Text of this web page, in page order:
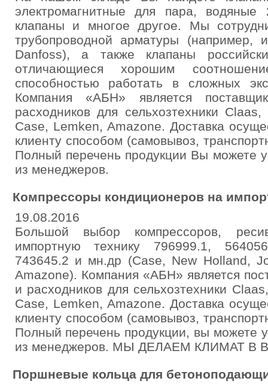
электромагнитные для пара, водяные
клапаны и многое другое. Мы
трубопроводной арматуры (например,
Danfoss), а также клапаны
отличающиеся хорошим
способностью работать в сложных
Компания «АБН» является
расходников для сельхозтехники
Case, Lemken, Amazone. Доставка
клиенту способом (самовывоз,
Полный перечень продукции Вы можете
из менеджеров.
Компрессоры кондиционеров на
19.08.2016
Большой выбор компрессоров,
импортную технику 796999.1,
743645.2 и мн.др (Case, New Holland,
Amazone). Компания «АБН» является
и расходников для сельхозтехники
Case, Lemken, Amazone. Доставка
клиенту способом (самовывоз,
Полный перечень продукции, вы можете
из менеджеров. МЫ ДЕЛАЕМ КЛИМАТ В
Поршневые кольца для